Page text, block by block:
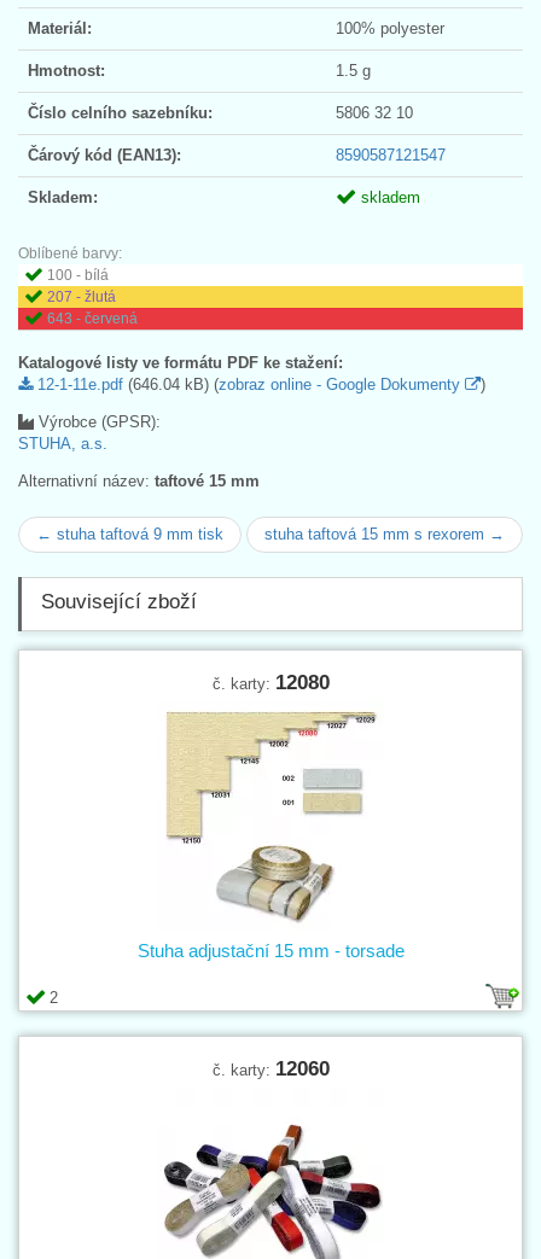
Materiál: 100% polyester
Hmotnost: 1.5 g
Číslo celního sazebníku: 5806 32 10
Čárový kód (EAN13): 8590587121547
Skladem: skladem
Oblíbené barvy:
100 - bílá
207 - žlutá
643 - červená
Katalogové listy ve formátu PDF ke stažení:
12-1-11e.pdf (646.04 kB) (zobraz online - Google Dokumenty )
Výrobce (GPSR):
STUHA, a.s.
Alternativní název: taftové 15 mm
← stuha taftová 9 mm tisk stuha taftová 15 mm s rexorem →
Související zboží
č. karty: 12080
2
Stuha adjustační 15 mm - torsade
č. karty: 12060